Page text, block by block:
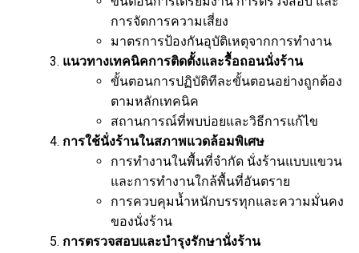
การจัดการความเสี่ยง
มาตรการป้องกันอุบัติเหตุจากการทำงาน
แนวทางเทคนิคการติดตั้งและรื้อถอนนั่งร้าน
ขั้นตอนการปฏิบัติทีละขั้นตอนอย่างถูกต้อง
ตามหลักเทคนิค
สถานการณ์ที่พบบ่อยและวิธีการแก้ไข
การใช้นั่งร้านในสภาพแวดล้อมพิเศษ
การทำงานในพื้นที่จำกัด นั่งร้านแบบแขวน
และการทำงานใกล้พื้นที่อันตราย
การควบคุมน้ำหนักบรรทุกและความมั่นคง
ของนั่งร้าน
การตรวจสอบและบำรุงรักษานั่งร้าน